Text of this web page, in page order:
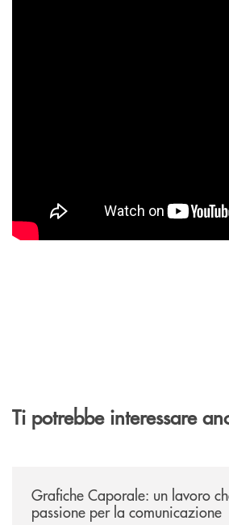
Ti potrebbe interessare
Grafiche Caporale: un lavoro
passione per la comunicazione